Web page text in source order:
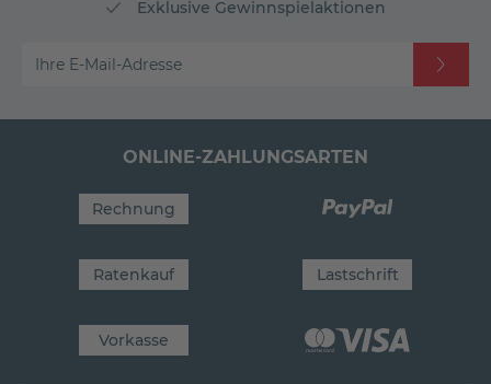
Exklusive Gewinnspielaktionen
Ihre E-Mail-Adresse
ONLINE-ZAHLUNGSARTEN
Rechnung
Ratenkauf Lastschrift
Vorkasse